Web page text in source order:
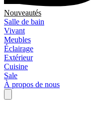
Nouveautés
Salle de bain
Vivant
Meubles
Éclairage
Extérieur
Cuisine
Sale
À propos de nous